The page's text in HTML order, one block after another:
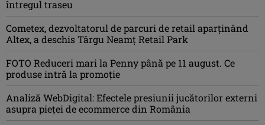
întregul traseu
Cometex, dezvoltatorul de parcuri de retail aparținând
Altex, a deschis Târgu Neamț Retail Park
FOTO Reduceri mari la Penny până pe 11 august. Ce
produse intră la promoție
Analiză WebDigital: Efectele presiunii jucătorilor externi
asupra pieței de ecommerce din România